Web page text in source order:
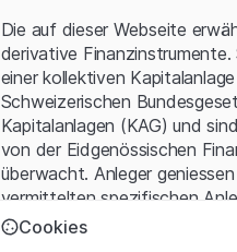
Die auf dieser Webseite
derivative
einer kollektiven
Schweizerischen
Kapitalanlagen (KAG) und
von der Eidgenössischen
überwacht. Anleger
vermittelten spezifischen
Cookies